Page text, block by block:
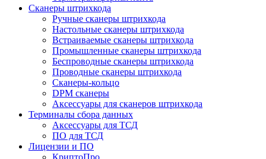
Сканеры штрихкода
Ручные сканеры штрихкода
Настольные сканеры штрихкода
Встраиваемые сканеры штрихкода
Промышленные сканеры штрихкода
Беспроводные сканеры штрихкода
Проводные сканеры штрихкода
Сканеры-кольцо
DPM сканеры
Аксессуары для сканеров штрихкода
Терминалы сбора данных
Аксессуары для ТСД
ПО для ТСД
Лицензии и ПО
КриптоПро